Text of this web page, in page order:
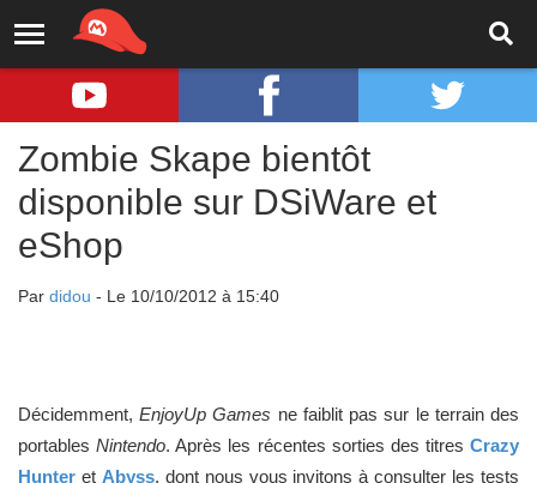
Zombie Skape bientôt
disponible sur DSiWare et
eShop
Par didou - Le 10/10/2012 à 15:40
Décidemment,EnjoyUp Games ne faiblit pas sur le terrain des
portablesNintendo. Après les récentes sorties des titres Crazy
Hunter et Abyss, dont nous vous invitons à consulter les tests